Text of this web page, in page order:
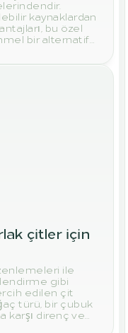
kaynaklardan
bu özel
bir alternatif
ve yapı
çitler için
ile
gibi
edilen çit
türü, bir çubuk
karşı direnç ve